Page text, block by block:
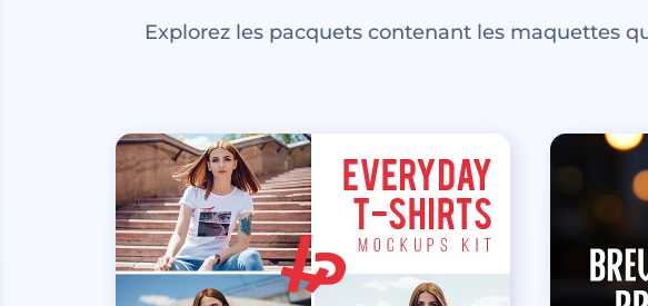
Explorez les pacquets contenant les maquettes